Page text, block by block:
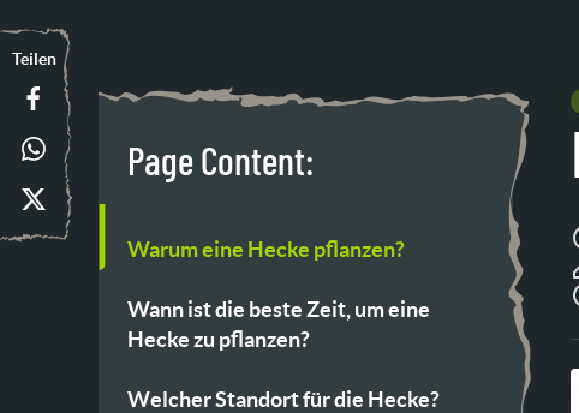
Teilen
Page Content:
Warum eine Hecke pflanzen?
Wann ist die beste Zeit, um eine
Hecke zu pflanzen?
Welcher Standort für die Hecke?